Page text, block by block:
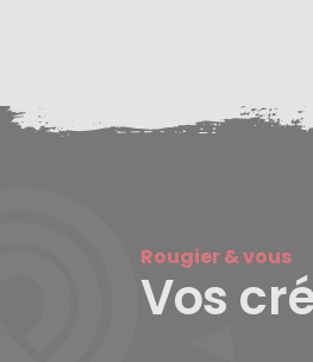
Rougier & vous
Vos